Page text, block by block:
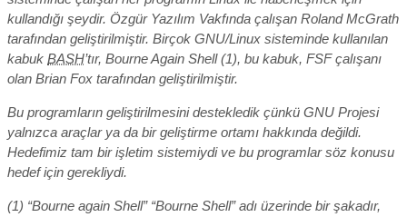
kullandığı şeydir. Özgür Yazılım Vakfında çalışan Roland McGrath
tarafından geliştirilmiştir. Birçok GNU/Linux sisteminde kullanılan
kabuk BASH’tır, Bourne Again Shell (1), bu kabuk, FSF çalışanı
olan Brian Fox tarafından geliştirilmiştir.
Bu programların geliştirilmesini destekledik çünkü GNU Projesi
yalnızca araçlar ya da bir geliştirme ortamı hakkında değildi.
Hedefimiz tam bir işletim sistemiydi ve bu programlar söz konusu
hedef için gerekliydi.
(1) “Bourne again Shell” “Bourne Shell” adı üzerinde bir şakadır,